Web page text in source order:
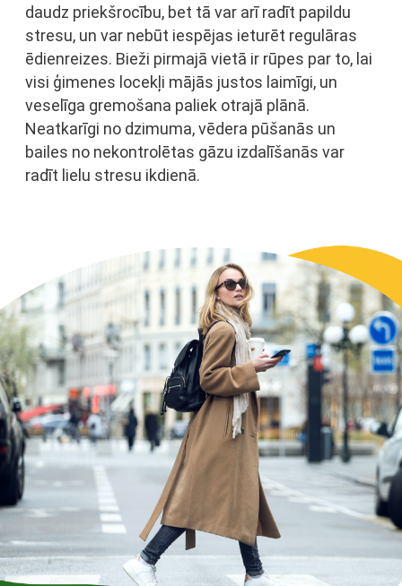
daudz priekšrocību, bet tā var arī radīt papildu
stresu, un var nebūt iespējas ieturēt regulāras
ēdienreizes. Bieži pirmajā vietā ir rūpes par to, lai
visi ģimenes locekļi mājās justos laimīgi, un
veselīga gremošana paliek otrajā plānā.
Neatkarīgi no dzimuma, vēdera pūšanās un
bailes no nekontrolētas gāzu izdalīšanās var
radīt lielu stresu ikdienā.